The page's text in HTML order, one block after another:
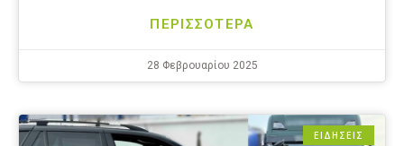
ΠΕΡΙΣΣΟΤΕΡΑ
28 Φεβρουαρίου 2025
ΕΙΔΗΣΕΙΣ